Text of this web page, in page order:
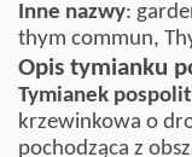
Inne nazwy:
thym commun,
Opis tymianku
Tymianek
krzewinkowa o
pochodząca z